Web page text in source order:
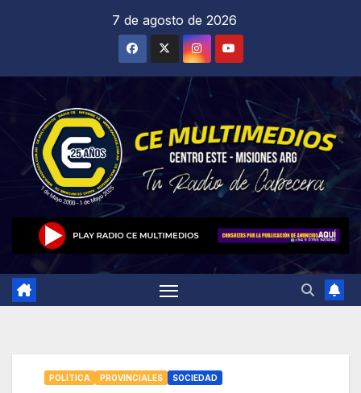
7 de agosto de 2026
POLÍTICA PROVINCIALES SOCIEDAD